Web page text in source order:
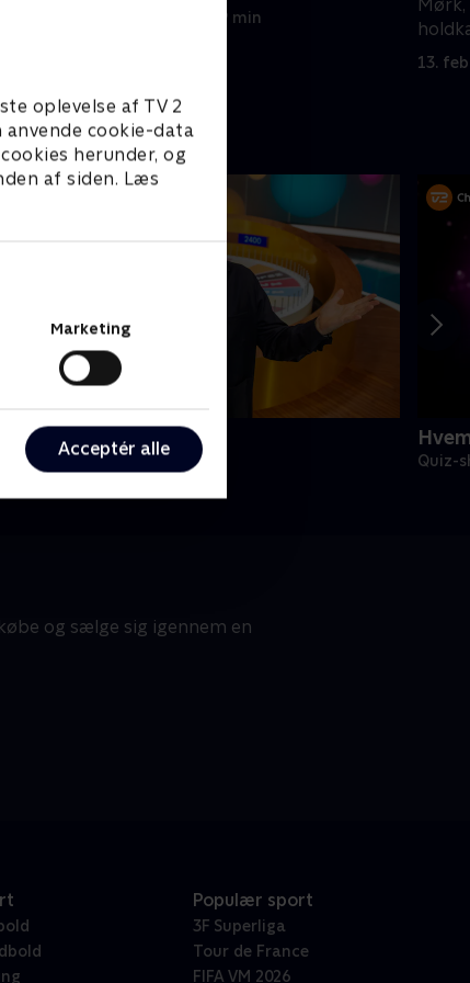
oplevelse af TV 2
cookie-data
herunder, og
af siden. Læs
Marketing
Acceptér alle
9. februar 2023 • 29 min
sætte
13.
shows • 2 sæsoner Quiz-
og sælge sig igennem en
Populær sport
3F Superliga
Tour de France
FIFA VM 2026